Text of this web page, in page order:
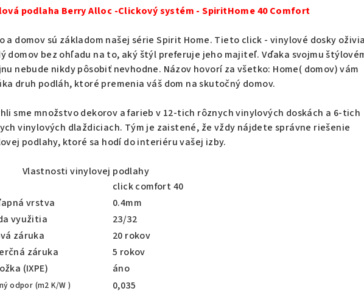
podlaha Berry Alloc -Clickový systém - SpiritHome 40 Comfort
a domov sú základom našej série Spirit Home. Tieto click - vinylové dosky
domov bez ohľadu na to, aký štýl preferuje jeho majiteľ. Vďaka svojmu
nebude nikdy pôsobiť nevhodne. Názov hovorí za všetko: Home( domov) vám
druh podláh, ktoré premenia váš dom na skutočný domov.
sme množstvo dekorov a farieb v 12-tich rôznych vinylových doskách a 6-tich
vinylových dlaždiciach. Tým je zaistené, že vždy nájdete správne riešenie
podlahy, ktoré sa hodí do interiéru vašej izby.
Vlastnosti vinylovej podlahy
click comfort 40
vrstva
0.4mm
využitia
23/32
záruka
20 rokov
záruka
5 rokov
(IXPE)
áno
odpor (m2 K/W )
0,035